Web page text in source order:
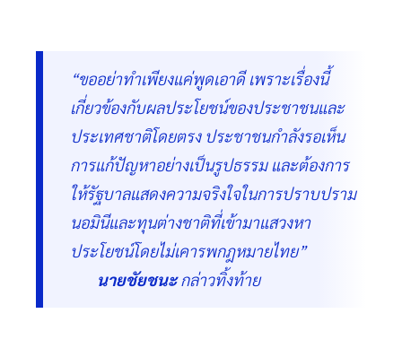
“ขออย่าทำเพียงแค่พูดเอาดี เพราะเรื่องนี้
เกี่ยวข้องกับผลประโยชน์ของประชาชนและ
ประเทศชาติโดยตรง ประชาชนกำลังรอเห็น
การแก้ปัญหาอย่างเป็นรูปธรรม และต้องการ
ให้รัฐบาลแสดงความจริงใจในการปราบปราม
นอมินีและทุนต่างชาติที่เข้ามาแสวงหา
ประโยชน์โดยไม่เคารพกฎหมายไทย”
นายชัยชนะกล่าวทิ้งท้าย